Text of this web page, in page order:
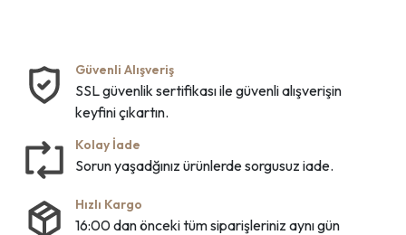
Güvenli Alışveriş
SSL güvenlik sertifikası ile güvenli alışverişin
keyfini çıkartın.
Kolay İade
Sorun yaşadğınız ürünlerde sorgusuz iade.
Hızlı Kargo
16:00 dan önceki tüm siparişleriniz aynı gün